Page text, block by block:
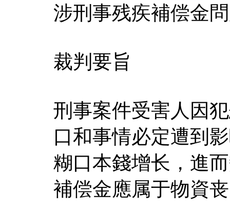
涉刑事残疾補偿金
裁判要旨
刑事案件受害人因
口和事情必定遭到
糊口本錢增长，進
補偿金應属于物資